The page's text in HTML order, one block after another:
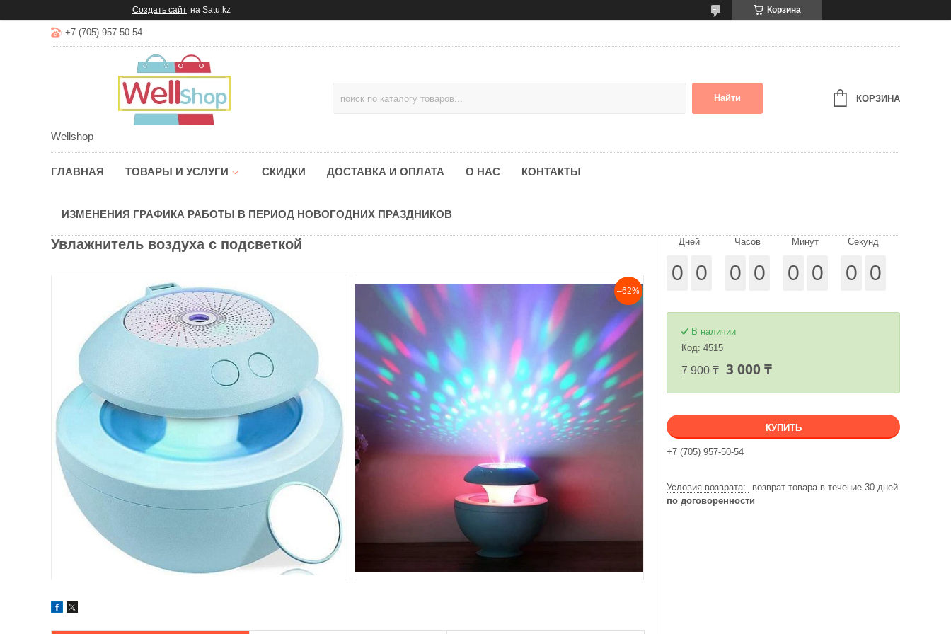
Создать сайт на Satu.kz Корзина
+7 (705) 957-50-54
Wellshop
Найти КОРЗИНА
ГЛАВНАЯ ТОВАРЫ И УСЛУГИ СКИДКИ ДОСТАВКА И ОПЛАТА О НАС КОНТАКТЫ
ИЗМЕНЕНИЯ ГРАФИКА РАБОТЫ В ПЕРИОД НОВОГОДНИХ ПРАЗДНИКОВ
Увлажнитель воздуха с подсветкой
–62%
Дней
0 0
Часов
0 0
Минут
0 0
Секунд
0 0
В наличии
Код: 4515
7 900 ₸ 3 000 ₸
КУПИТЬ
+7 (705) 957-50-54
возврат товара в течение 30 дней
по договоренности